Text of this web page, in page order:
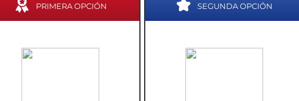
PRIMERA OPCIÓN SEGUNDA OPCIÓN